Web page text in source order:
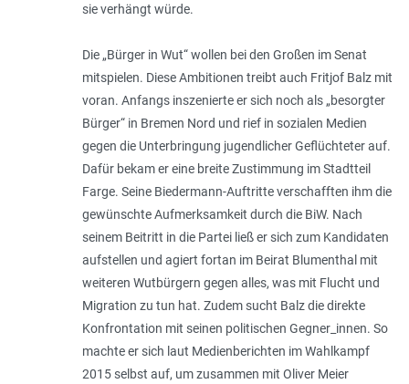
sie verhängt würde.
Die „Bürger in Wut“ wollen bei den Großen im Senat
mitspielen. Diese Ambitio­nen treibt auch Fritjof Balz mit
voran. Anfangs inszenierte er sich noch als „besorgter
Bürger“ in Bremen Nord und rief in sozialen Medien
gegen die Unterbringung jugend­licher Geflüchteter auf.
Dafür bekam er eine breite Zustimmung im Stadtteil
Farge. Seine Biedermann-Auftritte verschafften ihm die
gewünschte Aufmerksamkeit durch die BiW. Nach
seinem Beitritt in die Partei ließ er sich zum Kandidaten
aufstellen und agiert fortan im Beirat Blumenthal mit
weiteren Wutbürgern gegen alles, was mit Flucht und
Migration zu tun hat. Zudem sucht Balz die direk­te
Konfrontation mit seinen politischen Gegner_innen. So
machte er sich laut Medien­berichten im Wahlkampf
2015 selbst auf, um zusammen mit Oliver Meier